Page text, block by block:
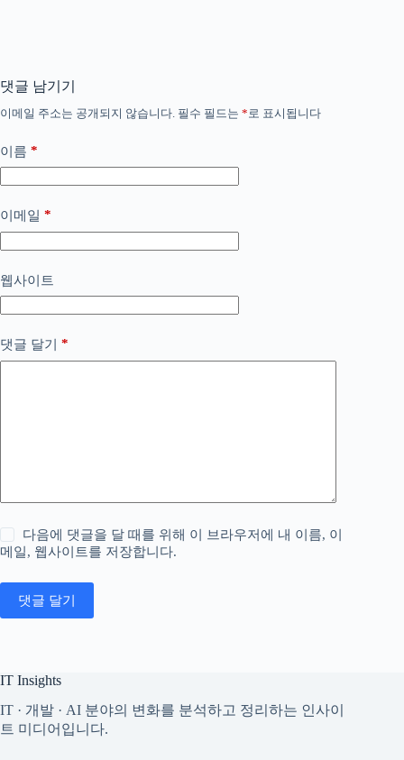
댓글 남기기
이메일 주소는 공개되지 않습니다. 필수 필드는 * 로 표시됩니다
이름 *
이메일 *
웹사이트
댓글 달기 *
다음에 댓글을 달 때를 위해 이 브라우저에 내 이름, 이
메일, 웹사이트를 저장합니다.
댓글 달기
IT Insights
IT · 개발 · AI 분야의 변화를 분석하고 정리하는 인사이
트 미디어입니다.